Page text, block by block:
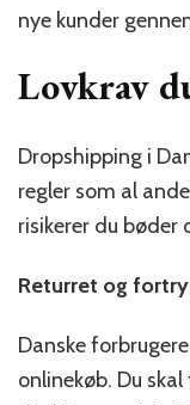
nye kunder
Lovkrav
Dropshipping i
regler som al
risikerer du bøder
Returret og
Danske
onlinekøb. Du